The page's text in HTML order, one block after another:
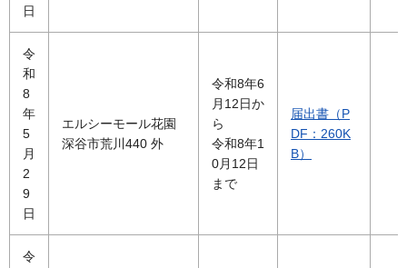
日
令
和
8
年
5
月
2
9
日
エルシーモール花園
深谷市荒川440 外
令和8年6
月12日か
ら
令和8年1
0月12日
まで
届出書（P
DF：260K
B）
令